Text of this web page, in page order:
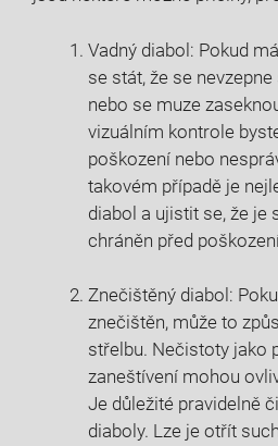
Vadný diabol: Pokud
se stát, že se
nebo se muze
vizuálním kontrole
poškození nebo
takovém případě je
diabol a ujistit se, že je
chráněn před
Znečištěný diabol:
znečištěn, může to
střelbu. Nečistoty jako
zaneštívení mohou
Je důležité pravidelně
diaboly. Lze je otřít